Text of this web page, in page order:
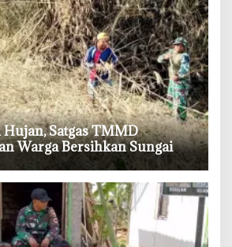
Satgas TMMD
Warga Bersihkan Sungai